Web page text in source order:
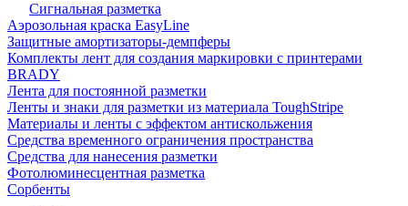
Сигнальная разметка
Аэрозольная краска EasyLine
Защитные амортизаторы-демпферы
Комплекты лент для создания маркировки с принтерами
BRADY
Лента для постоянной разметки
Ленты и знаки для разметки из материала ToughStripe
Материалы и ленты с эффектом антискольжения
Средства временного ограничения пространства
Средства для нанесения разметки
Фотолюминесцентная разметка
Сорбенты